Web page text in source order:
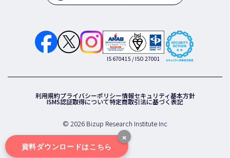
IS 670415 / ISO 27001
利用規約プライバシーポリシー情報セキュリティ基本方針
ISMS認証取得について特定商取引法に基づく表記
© 2026 Bizup Research Institute Inc
×
資料ダウンロードはこちら